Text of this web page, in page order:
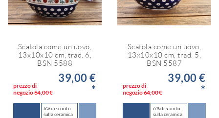
Scatola come un uovo,
13x10x10 cm, trad. 6,
BSN 5588
prezzo di
negozio64,00 €
39,00 €
*
6% di sconto
sulla ceramica
Scatola come un uovo,
13x10x10 cm, trad. 5,
BSN 5587
prezzo di
negozio64,00 €
39,00 €
*
6% di sconto
sulla ceramica